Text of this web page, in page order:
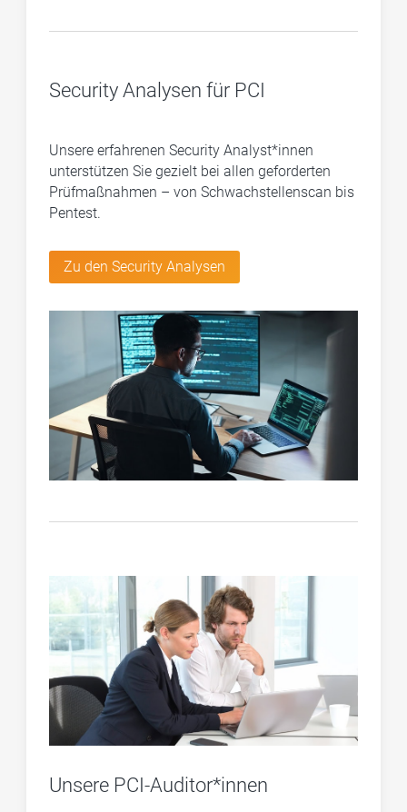
Security Analysen für PCI
Unsere erfahrenen Security Analyst*innen
unterstützen Sie gezielt bei allen geforderten
Prüfmaßnahmen – von Schwachstellenscan bis
Pentest.
Zu den Security Analysen
Unsere PCI-Auditor*innen